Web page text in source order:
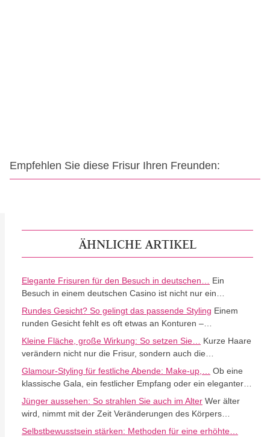
Empfehlen Sie diese Frisur Ihren Freunden:
ÄHNLICHE ARTIKEL
Elegante Frisuren für den Besuch in deutschen…
Ein
Besuch in einem deutschen Casino ist nicht nur ein…
Rundes Gesicht? So gelingt das passende Styling Einem
runden Gesicht fehlt es oft etwas an Konturen –…
Kleine Fläche, große Wirkung: So setzen Sie…
Kurze Haare
verändern nicht nur die Frisur, sondern auch die…
Glamour-Styling für festliche Abende: Make-up,…
Ob eine
klassische Gala, ein festlicher Empfang oder ein eleganter…
Jünger aussehen: So strahlen Sie auch im Alter Wer älter
wird, nimmt mit der Zeit Veränderungen des Körpers…
Selbstbewusstsein stärken: Methoden für eine erhöhte…